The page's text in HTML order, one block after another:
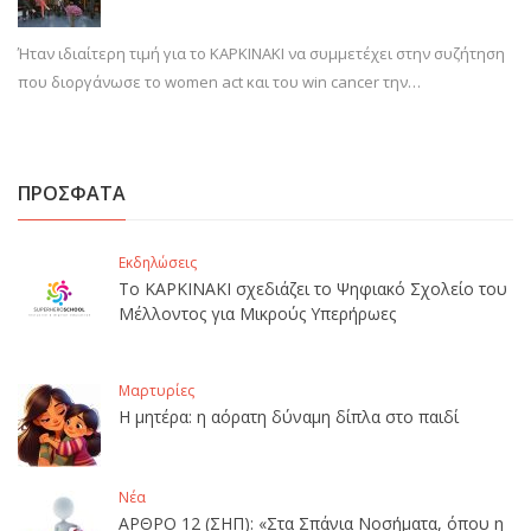
Ήταν ιδιαίτερη τιμή για το ΚΑΡΚΙΝΑΚΙ να συμμετέχει στην συζήτηση
που διοργάνωσε το women act και του win cancer την…
ΠΡΟΣΦΑΤΑ
Εκδηλώσεις
Το ΚΑΡΚΙΝΑΚΙ σχεδιάζει το Ψηφιακό Σχολείο του
Μέλλοντος για Μικρούς Υπερήρωες
Μαρτυρίες
Η μητέρα: η αόρατη δύναμη δίπλα στο παιδί
Νέα
ΑΡΘΡΟ 12 (ΣΗΠ): «Στα Σπάνια Νοσήματα, όπου η